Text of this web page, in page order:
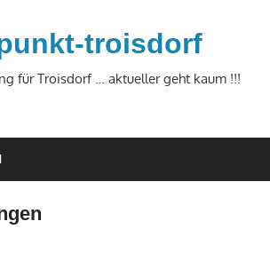
troisdorf
für Troisdorf … aktueller geht kaum !!!